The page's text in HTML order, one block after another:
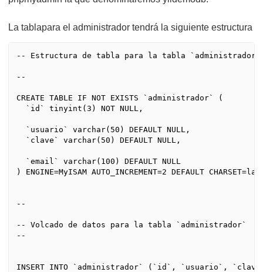
La tablapara el administrador tendrá la siguiente estructura
-- Estructura de tabla para la tabla `administrador`
--
CREATE TABLE IF NOT EXISTS `administrador` (
  `id` tinyint(3) NOT NULL,
  `usuario` varchar(50) DEFAULT NULL,
  `clave` varchar(50) DEFAULT NULL,
  `email` varchar(100) DEFAULT NULL
) ENGINE=MyISAM AUTO_INCREMENT=2 DEFAULT
--
-- Volcado de datos para la tabla `administrador`
--
INSERT INTO `administrador` (`id`, `usuario`,